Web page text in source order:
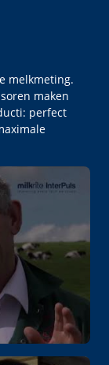
melkmeting.
maken
perfect